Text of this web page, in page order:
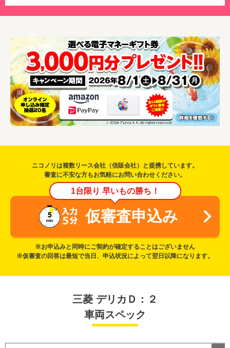
ニコノリは複数リース会社（信販会社）と提携しています。
審査に不安な方もお気軽にお問い合わせください。
1台限り 早いもの勝ち！
仮審査申込み
※お申込みと同時にご契約が確定することはございません
※仮審査の回答は最短で当日、申込状況によって翌日以降になります。
三菱 デリカＤ：２
車両スペック